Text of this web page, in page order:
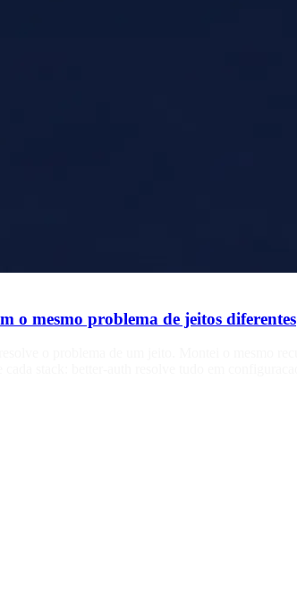
o mesmo problema de jeitos diferentes